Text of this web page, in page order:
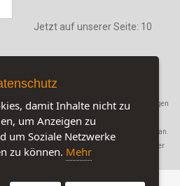
Jetzt auf unserer Seite: 10
Namen und Warenbezeichnungen
der jeweiligen Firmen.
Sie unsere
AGB Datenschutzerklärung
an.
für Schäden, die durch den Gebrauch dieser
damit Inhalte nicht zu
um Anzeigen zu
um Soziale Netzwerke
zu können. Mehr